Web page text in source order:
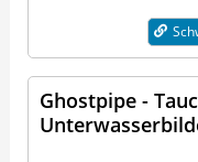
Ghostpipe -